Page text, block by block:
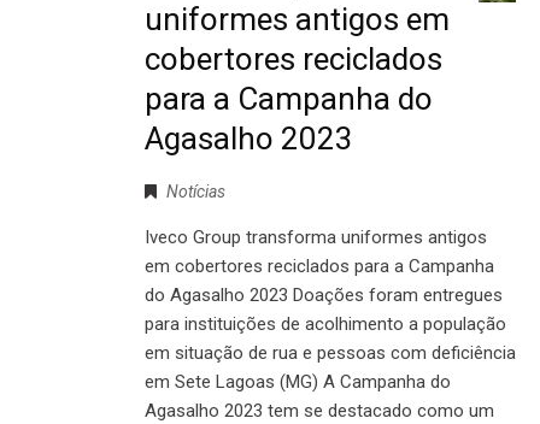
uniformes antigos em
cobertores reciclados
para a Campanha do
Agasalho 2023
Notícias
Iveco Group transforma uniformes antigos
em cobertores reciclados para a Campanha
do Agasalho 2023 Doações foram entregues
para instituições de acolhimento a população
em situação de rua e pessoas com deficiência
em Sete Lagoas (MG) A Campanha do
Agasalho 2023 tem se destacado como um